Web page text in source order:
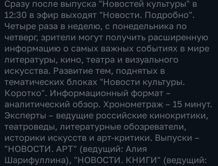
Сразу после выпуска "Новостей культуры" в
12:30 в эфир выходят "Новости. Подробно".
Четыре раза в неделю, с понедельника по
четверг, зрители могут получить расширенную
информацию о самых важных событиях в мире
литературы, кино, театра и визуального
искусства. Развитие тем, поднятых в
тематических блоках "Новости культуры.
Коротко". Информационный формат –
аналитический обзор. Хронометраж – 15 минут.
Эксперты – ведущие российские кинокритики,
театроведы, литературные обозреватели,
историки искусств и арт-критики. Выпуски –
"НОВОСТИ. АРТ" (ведущий: Алия
Шарифуллина), "НОВОСТИ. КНИГИ" (ведущий: